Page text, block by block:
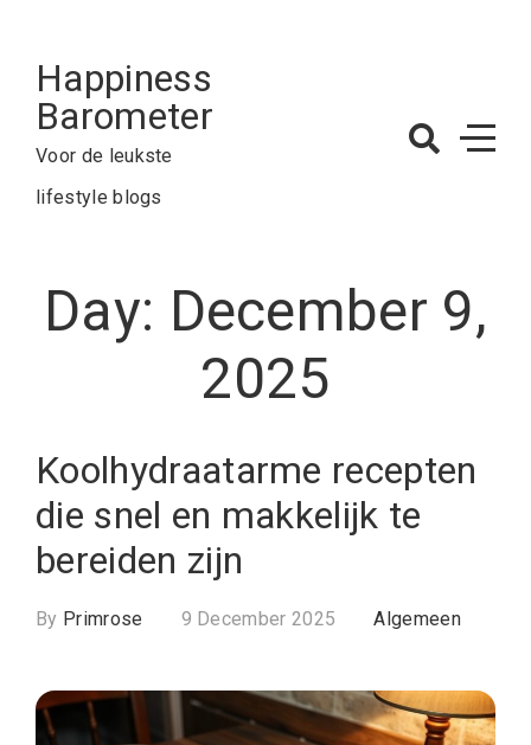
contentHappiness
Barometer
Voor de leukste
lifestyle blogs
Day: December 9,
2025
Koolhydraatarme recepten
die snel en makkelijk te
bereiden zijn
By Primrose 9 December 2025 Algemeen